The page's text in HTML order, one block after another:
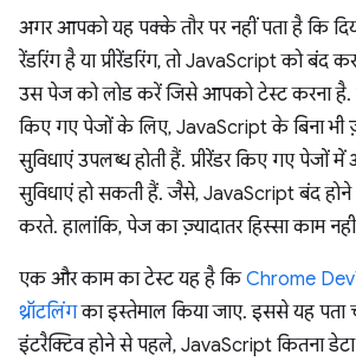
अगर आपको यह पक्के तौर पर नहीं पता है कि
रेंडरिंग है या प्रीरेंडरिंग, तो JavaScript को
उस पेज को लोड करें जिसे आपको टेस्ट करना है.
किए गए पेजों के लिए, JavaScript के बिना भी
सुविधाएं उपलब्ध होती हैं. प्रीरेंडर किए गए पेजों
सुविधाएं हो सकती हैं. जैसे, JavaScript बंद
करते. हालांकि, पेज का ज़्यादातर हिस्सा काम
एक और काम का टेस्ट यह है किChrome
थ्रॉटलिंगका इस्तेमाल किया जाए. इससे यह
इंटरैक्टिव होने से पहले, JavaScript कितना